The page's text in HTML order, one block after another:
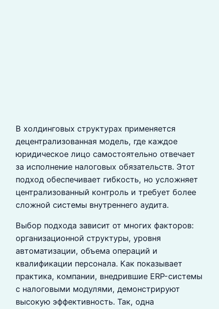
В холдинговых структурах применяется
децентрализованная модель, где каждое
юридическое лицо самостоятельно отвечает
за исполнение налоговых обязательств. Этот
подход обеспечивает гибкость, но усложняет
централизованный контроль и требует более
сложной системы внутреннего аудита.
Выбор подхода зависит от многих факторов:
организационной структуры, уровня
автоматизации, объема операций и
квалификации персонала. Как показывает
практика, компании, внедрившие ERP-системы
с налоговыми модулями, демонстрируют
высокую эффективность. Так, одна